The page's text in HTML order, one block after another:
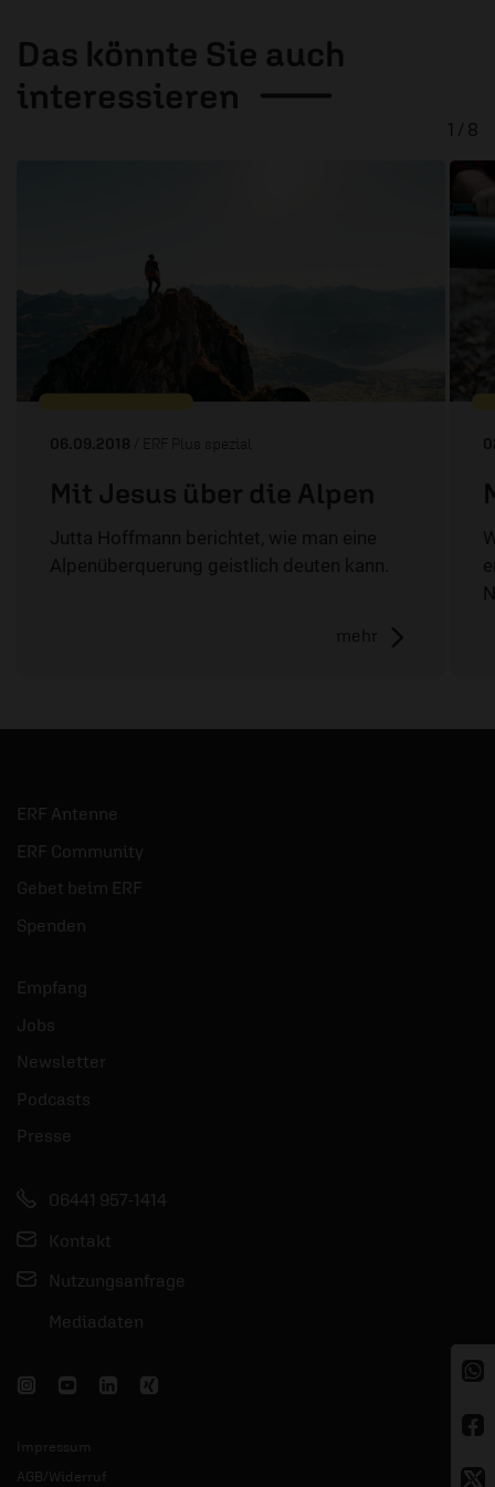
Das könnte Sie auch
interessieren
06.09.2018 / ERF Plus spezial
Mit Jesus über die Alpen
Jutta Hoffmann berichtet, wie man eine
Alpenüberquerung geistlich deuten kann.
mehr
1 / 8
ERF Antenne
ERF Community
Gebet beim ERF
Spenden
Empfang
Jobs
Newsletter
Podcasts
Presse
06441 957-1414
Kontakt
Nutzungsanfrage
Mediadaten
Impressum
AGB/Widerruf